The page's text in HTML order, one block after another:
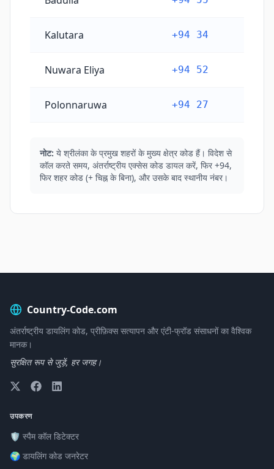
Kalutara +94 34
Nuwara Eliya +94 52
Polonnaruwa +94 27
नोट: ये श्रीलंका के प्रमुख शहरों के मुख्य क्षेत्र कोड हैं। विदेश से
कॉल करते समय, अंतर्राष्ट्रीय एक्सेस कोड डायल करें, फिर +94,
फिर शहर कोड (+ चिह्न के बिना), और उसके बाद स्थानीय नंबर।
Country-Code.com
अंतर्राष्ट्रीय डायलिंग कोड, प्रीफ़िक्स सत्यापन और एंटी-फ्रॉड संसाधनों का वैश्विक
मानक।
सुरक्षित रूप से जुड़ें, हर जगह।
उपकरण
🛡️ स्पैम कॉल डिटेक्टर
🌍 डायलिंग कोड जनरेटर